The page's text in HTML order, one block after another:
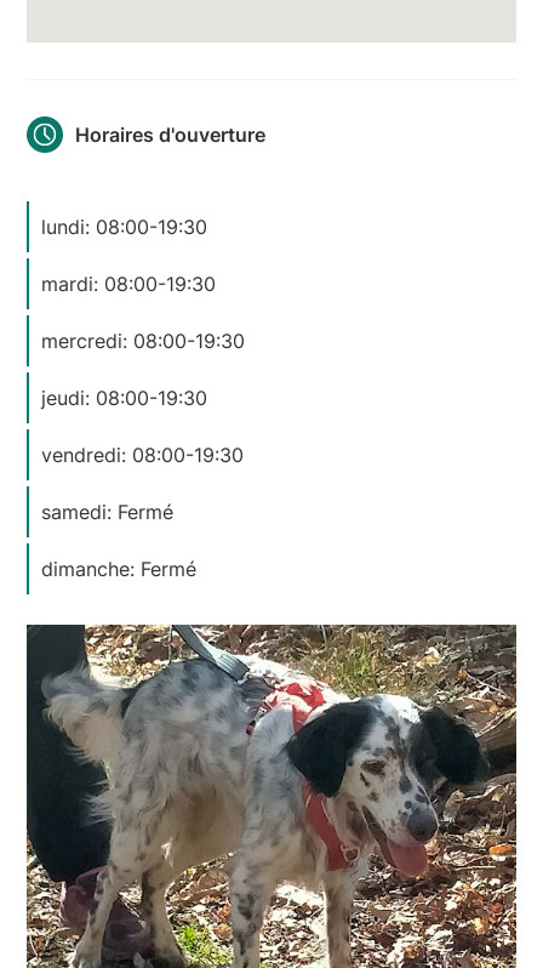
Horaires d'ouverture
lundi: 08:00-19:30
mardi: 08:00-19:30
mercredi: 08:00-19:30
jeudi: 08:00-19:30
vendredi: 08:00-19:30
samedi: Fermé
dimanche: Fermé